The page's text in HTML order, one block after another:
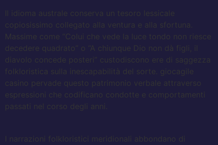
Il idioma australe conserva un tesoro lessicale
copiosissimo collegato alla ventura e alla sfortuna.
Massime come “Colui che vede la luce tondo non riesce
decedere quadrato” o “A chiunque Dio non dà figli, il
diavolo concede posteri” custodiscono ere di saggezza
folkloristica sulla inescapabilità del sorte. giocagile
casino pervade questo patrimonio verbale attraverso
espressioni che codificano condotte e comportamenti
passati nel corso degli anni.
I narrazioni folkloristici meridionali abbondano di